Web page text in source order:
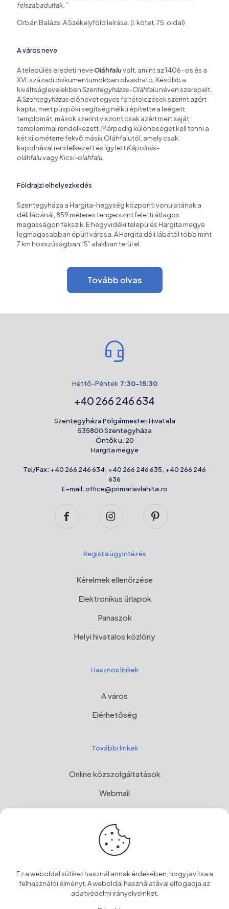
felszabadultak. ”
Orbán Balázs: A Székelyföld leírása. (I. kötet, 75. oldal)
A város neve
A település eredeti neveOláhfaluvolt, amint az 1406-os és a
XVI. századi dokumentumokban olvasható. Később a
kiváltságlevelekbenSzentegyházas-Oláhfalunéven szerepelt.
ASzentegyházas előnevet egyes feltételezések szerint azért
kapta, mert püspöki segítség nélkü építette a leégett
templomát, mások szerint viszont csak azért mert saját
templommal rendelkezett. Márpedig különbséget kell tenni a
két kilométerre fekvő másik Oláhfalutól, amely csak
kapolnával rendelkezett és így lettKápolnás-
oláhfaluvagyKicsi-olahfalu
Földrajzi elhelyezkedés
Szentegyháza a Hargita-hegység központi vonulatának a
déli lábánál, 859 méteres tengerszint feletti átlagos
magasságon fekszik. E hegyvidéki település Hargita megye
legmagasabban épült városa. A Hargita déli lábától több mint
7 km hosszúságban “S” alakban terül el.
Tovább olvas
Hétfő-Péntek 7:30-15:30
+40 266 246 634
Szentegyháza Polgármesteri Hivatala
535800 Szentegyháza
Öntők u. 20
Hargita megye
Tel/Fax: +40 266 246 634, +40 266 246 635, +40 266 246
636
E-mail:office@primariavlahita.ro
Regista ügyintézés
Kérelmek ellenőrzése
Elektronikus űrlapok
Panaszok
Helyi hivatalos közlöny
Hasznos linkek
A város
Elérhetőség
További linkek
Online közszolgáltatások
Webmail
Programul Național de Dezvoltare Rurală, MADR
Címer
OwnCloud
Ez a weboldal sütiket használ annak érdekében, hogy javítsa a
felhasználói élményt. A weboldal használatával elfogadja az
adatvédelmi irányelveinket.